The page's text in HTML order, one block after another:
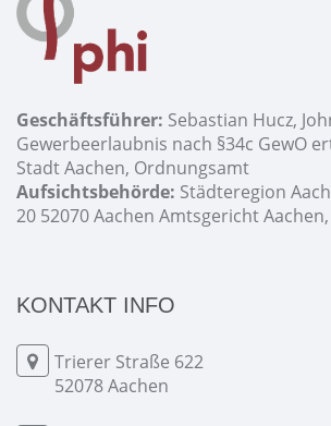
Geschäftsführer: Sebastian Hucz,
Gewerbeerlaubnis nach §34c GewO
Stadt Aachen, Ordnungsamt
Aufsichtsbehörde: Städteregion
20 52070 Aachen Amtsgericht Aachen,
KONTAKT INFO
Trierer Straße 622
52078 Aachen